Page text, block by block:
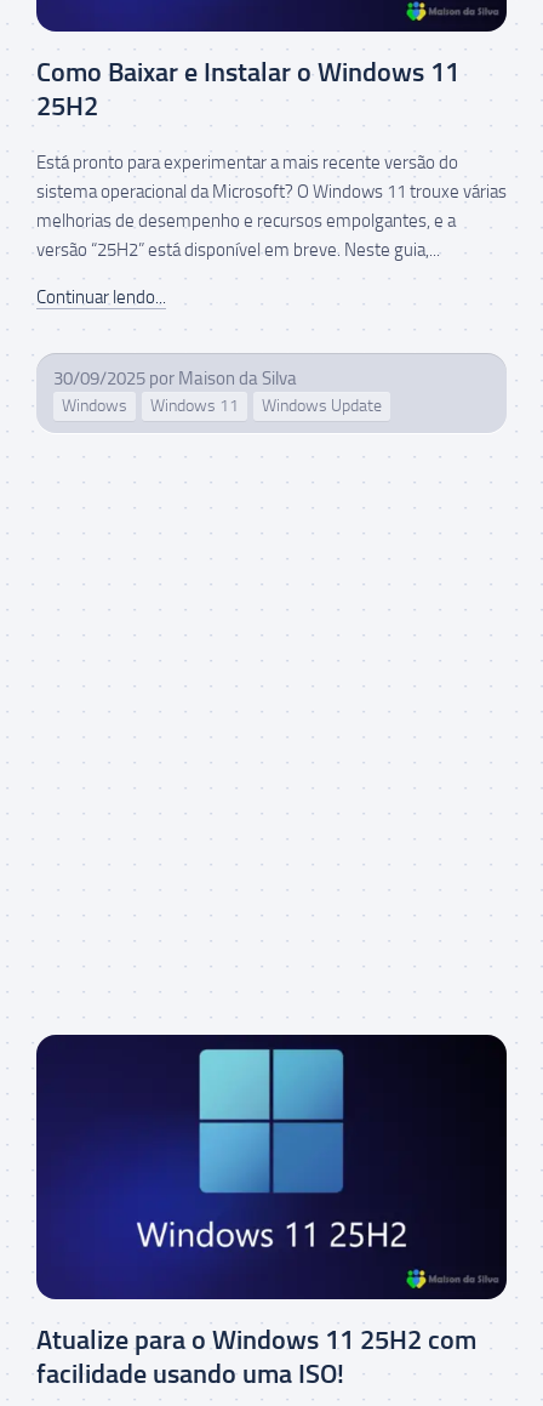
Como Baixar e Instalar o Windows 11
25H2
Está pronto para experimentar a mais recente versão do
sistema operacional da Microsoft? O Windows 11 trouxe várias
melhorias de desempenho e recursos empolgantes, e a
versão “25H2” está disponível em breve. Neste guia,...
Continuar lendo...
30/09/2025 por Maison da Silva
Windows Windows 11 Windows Update
Atualize para o Windows 11 25H2 com
facilidade usando uma ISO!